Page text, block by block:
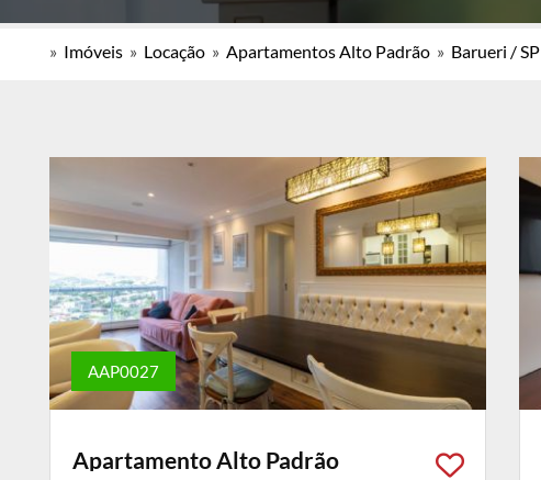
» Imóveis » Locação » Apartamentos Alto Padrão » Barueri / SP
AAP0027
Apartamento Alto Padrão